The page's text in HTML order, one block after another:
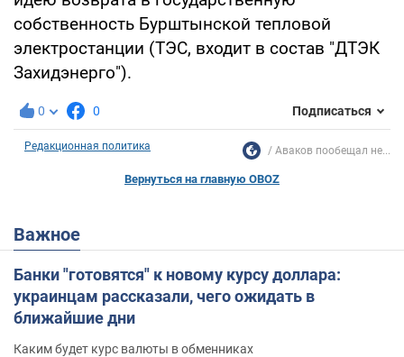
собственность Бурштынской тепловой
электростанции (ТЭС, входит в состав "ДТЭК
Захидэнерго").
0 0 Подписаться
Редакционная политика Аваков пообещал не...
Вернуться на главную OBOZ
Важное
Банки "готовятся" к новому курсу доллара:
украинцам рассказали, чего ожидать в
ближайшие дни
Каким будет курс валюты в обменниках